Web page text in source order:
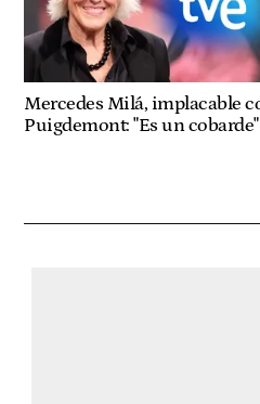
Mercedes Milá, implacable
Puigdemont: "Es un cobarde"